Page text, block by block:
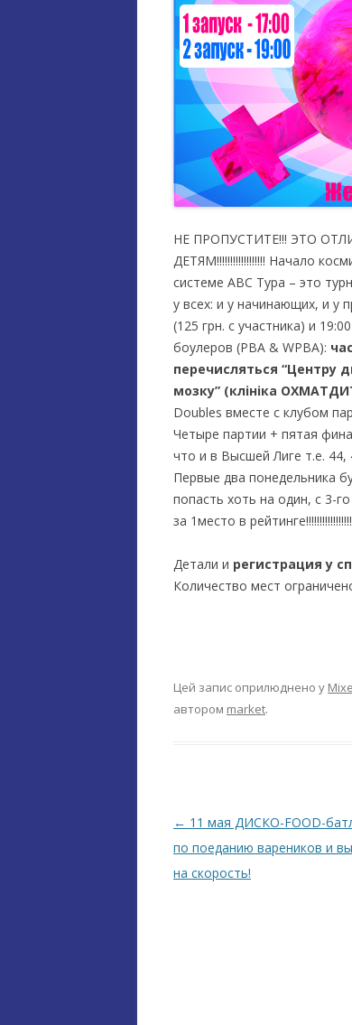
НЕ ПРОПУСТИТЕ!!! ЭТО
ДЕТЯМ!!!!!!!!!!!!!!!!!! Начало
системе АВС Тура – это
у всех: и у начинающих, и у
(125 грн. с участника) и
боулеров (PBA & WPBA):
перечисляться “Центру
мозку” (клініка
Doubles вместе с клубом
Четыре партии + пятая
что и в Высшей Лиге т.е.
Первые два понедельника
попасть хоть на один, с 3-
за 1место в
Детали и регистрация у
Количество мест
Цей запис оприлюднено у
автором market.
Навігація по запису
← 11 мая ДИСКО-FOOD-
по поеданию вареников и
на скорость!